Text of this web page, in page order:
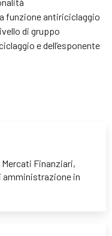
funzione antiriciclaggio
di gruppo
e dell’esponente
Finanziari,
amministrazione in